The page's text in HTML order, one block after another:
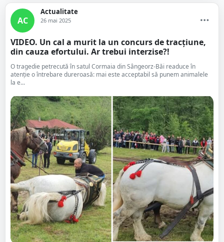
AC
Actualitate
26 mai 2025
VIDEO. Un cal a murit la un concurs de tracțiune,
din cauza efortului. Ar trebui interzise?!
O tragedie petrecută în satul Cormaia din Sângeorz-Băi readuce în
atenție o întrebare dureroasă: mai este acceptabil să punem animalele
la e...